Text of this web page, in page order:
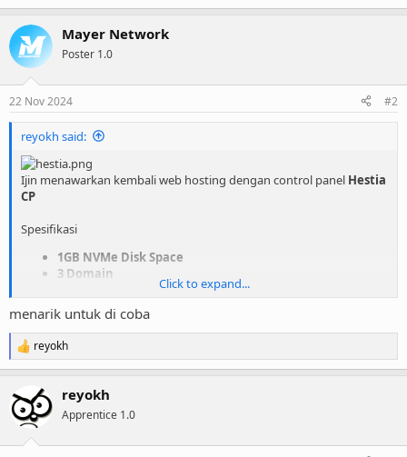
Mayer Network
Poster 1.0
22 Nov 2024 #2
reyokh said:
Ijin menawarkan kembali web hosting dengan control panel Hestia
CP
Spesifikasi
1GB NVMe Disk Space
3 Domain
Subdomain
Unmetered
Bandwidth
UnlimitedEmail
Unlimited
Unlimited
Web serverNginx + Apache
PHP Selector
phpMyAdmin
SnappyMail Webmail
Click to expand...
menarik untuk di coba
R
e
c
t
i
reyokh
reyokh
Apprentice 1.0